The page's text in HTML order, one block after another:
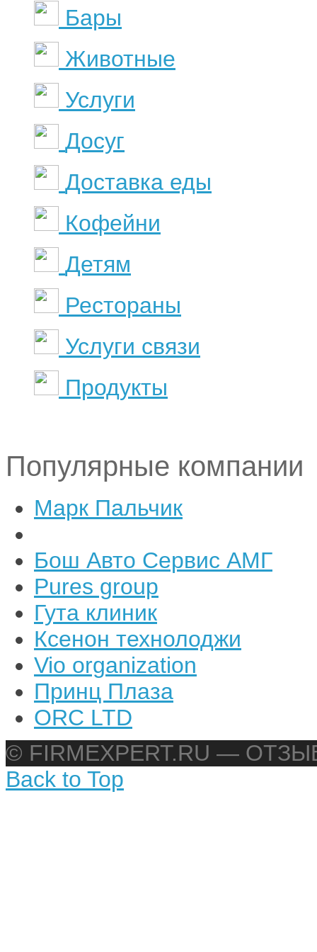
Бары
Животные
Услуги
Досуг
Доставка еды
Кофейни
Детям
Рестораны
Услуги связи
Продукты
Популярные компании
Марк Пальчик
Бош Авто Сервис АМГ
Pures group
Гута клиник
Ксенон технолоджи
Vio organization
Принц Плаза
ORC LTD
© FIRMEXPERT.RU —
Back to Top